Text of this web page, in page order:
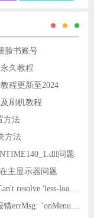
脸书账号
永久教程
程更新至2024
刷机教程
方法
方法
问题
主显示器问题
解决Vue报错Module not found: Error: Can't resolve 'less-loader' in 'C:\Users\Hm\Desktop\vue\vue_shop'问题
解决微信公众号分享给好友，朋友圈报错errMsg: "onMenuShareAppMessage:fail, the permission value is offline verifying"